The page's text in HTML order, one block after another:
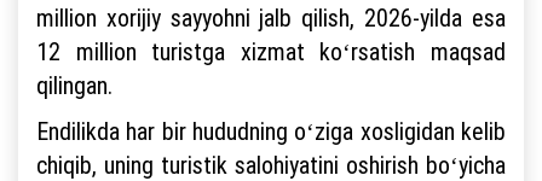
million xorijiy sayyohni jalb qilish, 2026-yilda esa
12 million turistga xizmat koʻrsatish maqsad
qilingan.
Endilikda har bir hududning oʻziga xosligidan kelib
chiqib, uning turistik salohiyatini oshirish boʻyicha